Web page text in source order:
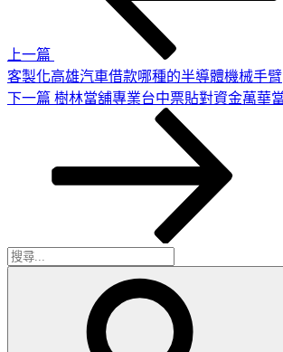
上一篇
客製化高雄汽車借款哪種的半導體機械手臂
下
下一篇 樹林當舖專業台中票貼對資金萬華
搜